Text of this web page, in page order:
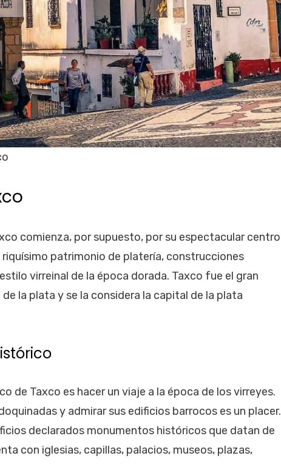
comienza, por supuesto, por su espectacular centro
patrimonio de platería, construcciones
virreinal de la época dorada. Taxco fue el gran
la plata y se la considera la capital de la plata
de Taxco es hacer un viaje a la época de los virreyes.
y admirar sus edificios barrocos es un placer.
declarados monumentos históricos que datan de
con iglesias, capillas, palacios, museos, plazas,